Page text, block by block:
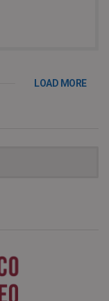
LOAD MORE